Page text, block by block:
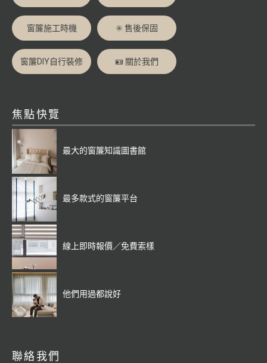
窗簾施工時機 ✳️ 售後保固
窗簾DIY自行裝修 🪪 關於我們
焦點快覽
最大的窗簾知識圖書館
最多款式的窗簾平台
線上即時報價／免費索樣
他們用過都說好
聯絡我們